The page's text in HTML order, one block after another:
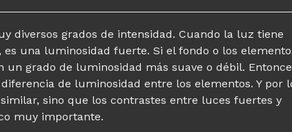
entrada:
diversos grados de intensidad. Cuando la luz tiene
una luminosidad fuerte. Si el fondo o los
grado de luminosidad más suave o débil.
de luminosidad entre los elementos. Y por
sino que los contrastes entre luces fuertes y
muy importante.